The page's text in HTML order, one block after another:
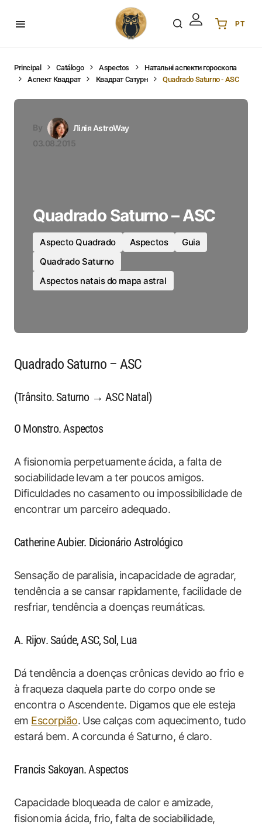
PT
DE Deutsch
PL Polski
Principal Catálogo Aspectos
Натальні аспекти гороскопа
Аспект Квадрат
Квадрат Сатурн Quadrado Saturno - ASC
By
Лілія AstroWay
03.08.2015
Quadrado Saturno – ASC
Aspecto Quadrado Aspectos
Guia
Quadrado Saturno
Aspectos natais do mapa astral
Quadrado Saturno – ASC
(Trânsito. Saturno → ASC Natal)
O Monstro. Aspectos
A fisionomia perpetuamente ácida, a falta de
sociabilidade levam a ter poucos amigos.
Dificuldades no casamento ou impossibilidade de
encontrar um parceiro adequado.
Catherine Aubier. Dicionário Astrológico
Sensação de paralisia, incapacidade de agradar,
tendência a se cansar rapidamente, facilidade de
resfriar, tendência a doenças reumáticas.
A. Rijov. Saúde, ASC, Sol, Lua
Dá tendência a doenças crônicas devido ao frio e
à fraqueza daquela parte do corpo onde se
encontra o Ascendente. Digamos que ele esteja
em Escorpião. Use calças com aquecimento, tudo
estará bem. A corcunda é Saturno, é claro.
Francis Sakoyan. Aspectos
Capacidade bloqueada de calor e amizade,
fisionomia ácida, frio, falta de sociabilidade,